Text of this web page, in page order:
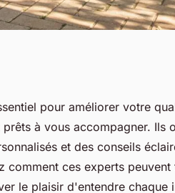
avec
pour améliorer votre
à vous accompagner. Ils
et des conseils
comment ces experts
le plaisir d'entendre chaque